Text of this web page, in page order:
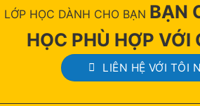
LỚP HỌC DÀNH CHO BẠN BẠN
HỌC PHÙ HỢP VỚI
LIÊN HỆ VỚI TÔI